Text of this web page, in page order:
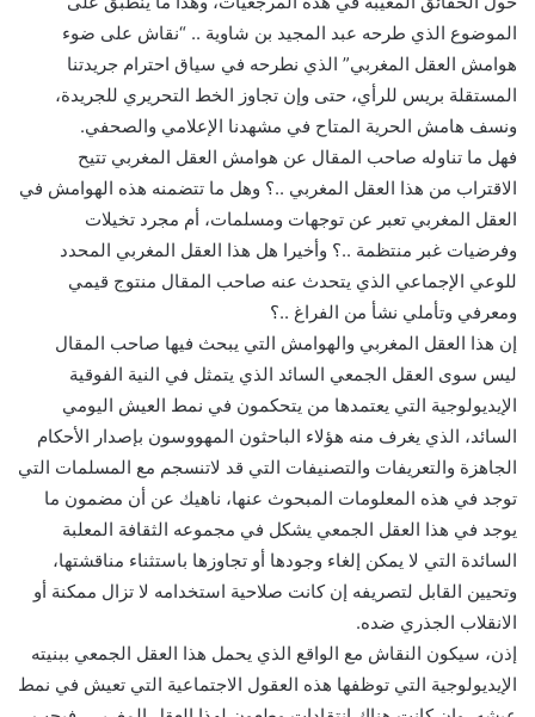
الموضوع الذي طرحه عبد المجيد بن شاوية .. “نقاش على ضوء
هوامش العقل المغربي” الذي نطرحه في سياق احترام جريدتنا
المستقلة بريس للرأي، حتى وإن تجاوز الخط التحريري للجريدة،
ونسف هامش الحرية المتاح في مشهدنا الإعلامي والصحفي.
فهل ما تناوله صاحب المقال عن هوامش العقل المغربي تتيح
الاقتراب من هذا العقل المغربي ..؟ وهل ما تتضمنه هذه الهوامش في
العقل المغربي تعبر عن توجهات ومسلمات، أم مجرد تخيلات
وفرضيات غبر منتظمة ..؟ وأخيرا هل هذا العقل المغربي المحدد
للوعي الإجماعي الذي يتحدث عنه صاحب المقال منتوج قيمي
ومعرفي وتأملي نشأ من الفراغ ..؟
إن هذا العقل المغربي والهوامش التي يبحث فيها صاحب المقال
ليس سوى العقل الجمعي السائد الذي يتمثل في النية الفوقية
الإيديولوجية التي يعتمدها من يتحكمون في نمط العيش اليومي
السائد، الذي يغرف منه هؤلاء الباحثون المهووسون بإصدار الأحكام
الجاهزة والتعريفات والتصنيفات التي قد لاتنسجم مع المسلمات التي
توجد في هذه المعلومات المبحوث عنها، ناهيك عن أن مضمون ما
يوجد في هذا العقل الجمعي يشكل في مجموعه الثقافة المعلبة
السائدة التي لا يمكن إلغاء وجودها أو تجاوزها باستثناء مناقشتها،
وتحيين القابل لتصريفه إن كانت صلاحية استخدامه لا تزال ممكنة أو
الانقلاب الجذري ضده.
إذن، سيكون النقاش مع الواقع الذي يحمل هذا العقل الجمعي ببنيته
الإيديولوجية التي توظفها هذه العقول الاجتماعية التي تعيش في نمط